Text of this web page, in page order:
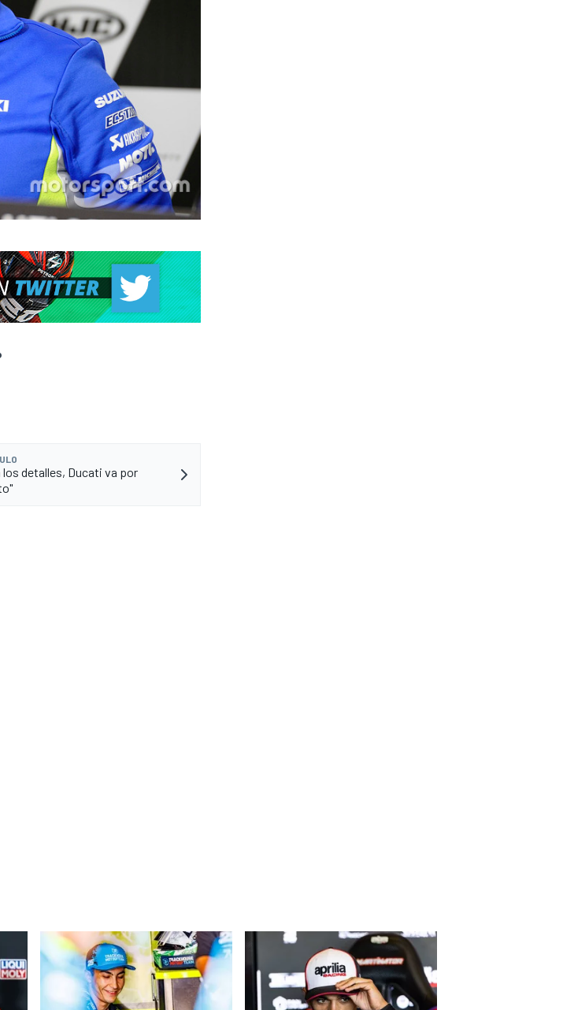
detalles, Ducati va por